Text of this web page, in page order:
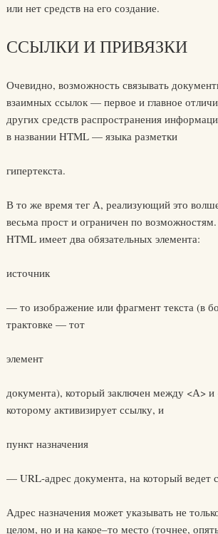
или нет средств на его создание.
ССЫЛКИ И ПРИВЯЗКИ
Очевидно, возможность связывать
взаимных ссылок — первое и главное
других средств распространения
в названии HTML — языка разметки
гипертекста.
В то же время тег А, реализующий это
весьма прост и ограничен по
HTML имеет два обязательных элемента:
источник
— то изображение или фрагмент текста (в
трактовке — тот
элемент
документа), который заключен между <А>
которому активизирует ссылку, и
пункт назначения
— URL-адрес документа, на который ведет
Адрес назначения может указывать не
целом, но и на какое–то место (точнее,